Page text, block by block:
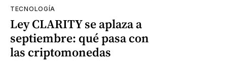
TECNOLOGÍA
Ley CLARITY se aplaza a
septiembre: qué pasa con
las criptomonedas